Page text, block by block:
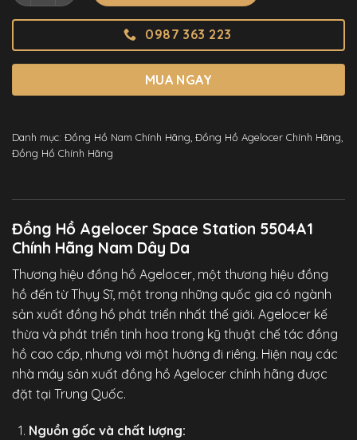
0987 363 223
MUA NGAY
Danh mục: Đồng Hồ Nam Chính Hãng Đồng Hồ Agelocer Chính Hãng
Đồng Hồ Chính Hãng
Đồng Hồ Agelocer Space Station 5504A1
Chính Hãng Nam Dây Da
Thương hiệu đồng hồ Agelocer, một thương hiệu đồng
hồ đến từ Thụy Sĩ, một trong những quốc gia có ngành
sản xuất đồng hồ phát triển nhất thế giới. Agelocer kế
thừa và phát triển tinh hoa trong kỹ thuật chế tác đồng
hồ cao cấp, nhưng với một hướng đi riêng. Hiện nay các
nhà máy sản xuất đồng hồ Agelocer chính hãng được
đặt tại Trung Quốc.
Nguồn gốc và chất lượng: